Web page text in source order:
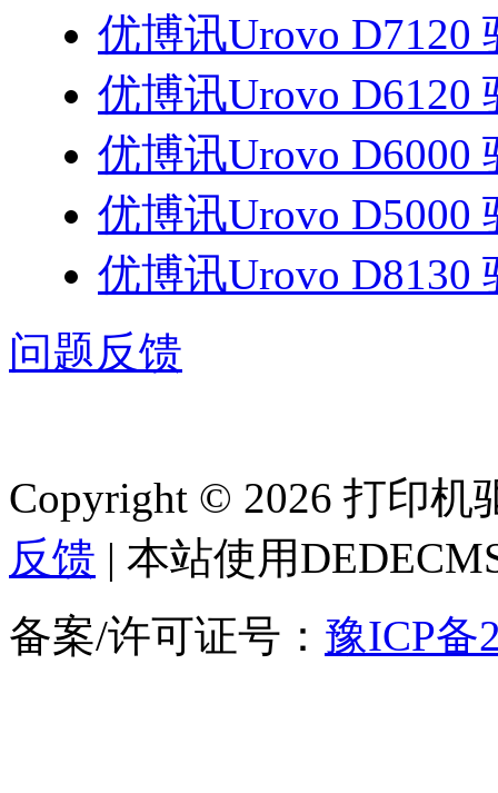
优博讯Urovo D7120
优博讯Urovo D6120
优博讯Urovo D6000
优博讯Urovo D5000
优博讯Urovo D8130
问题反馈
Copyright © 2026 打印
反馈 | 本站使用
备案/许可证号： 豫ICP备